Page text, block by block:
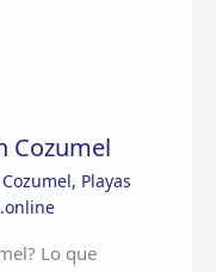
Cozumel
, Playas
Lo que